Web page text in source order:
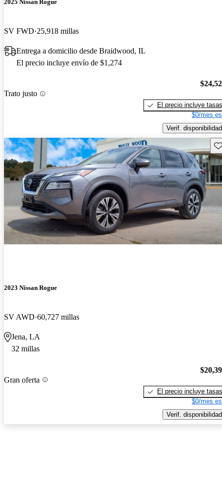
2025 Nissan Rogue
SV FWD 25,918 millas
Entrega a domicilio desde Braidwood, IL
El precio incluye envío de $1,274
Trato justo
El precio incluye tasas
$0/mes
Verif. disponibilidad
2023 Nissan Rogue
SV AWD 60,727 millas
Jena, LA
32 millas
Gran oferta
El precio incluye tasas
$0/mes
Verif. disponibilidad